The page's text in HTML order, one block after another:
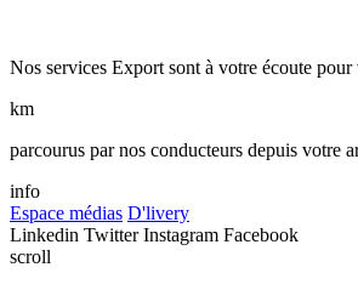
Nos services Export sont à votre écoute pour
km
parcourus par nos conducteurs depuis votre
info
Espace médias D'livery
Linkedin Twitter Instagram Facebook
scroll